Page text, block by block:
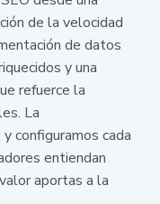
de la velocidad
de datos
y una
refuerce la
La
configuramos cada
entiendan
aportas a la